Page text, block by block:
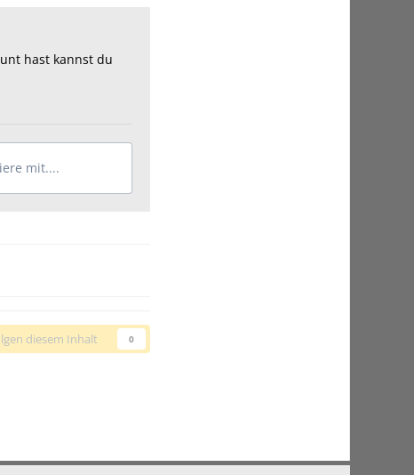
hast kannst du
mit....
diesem Inhalt 0